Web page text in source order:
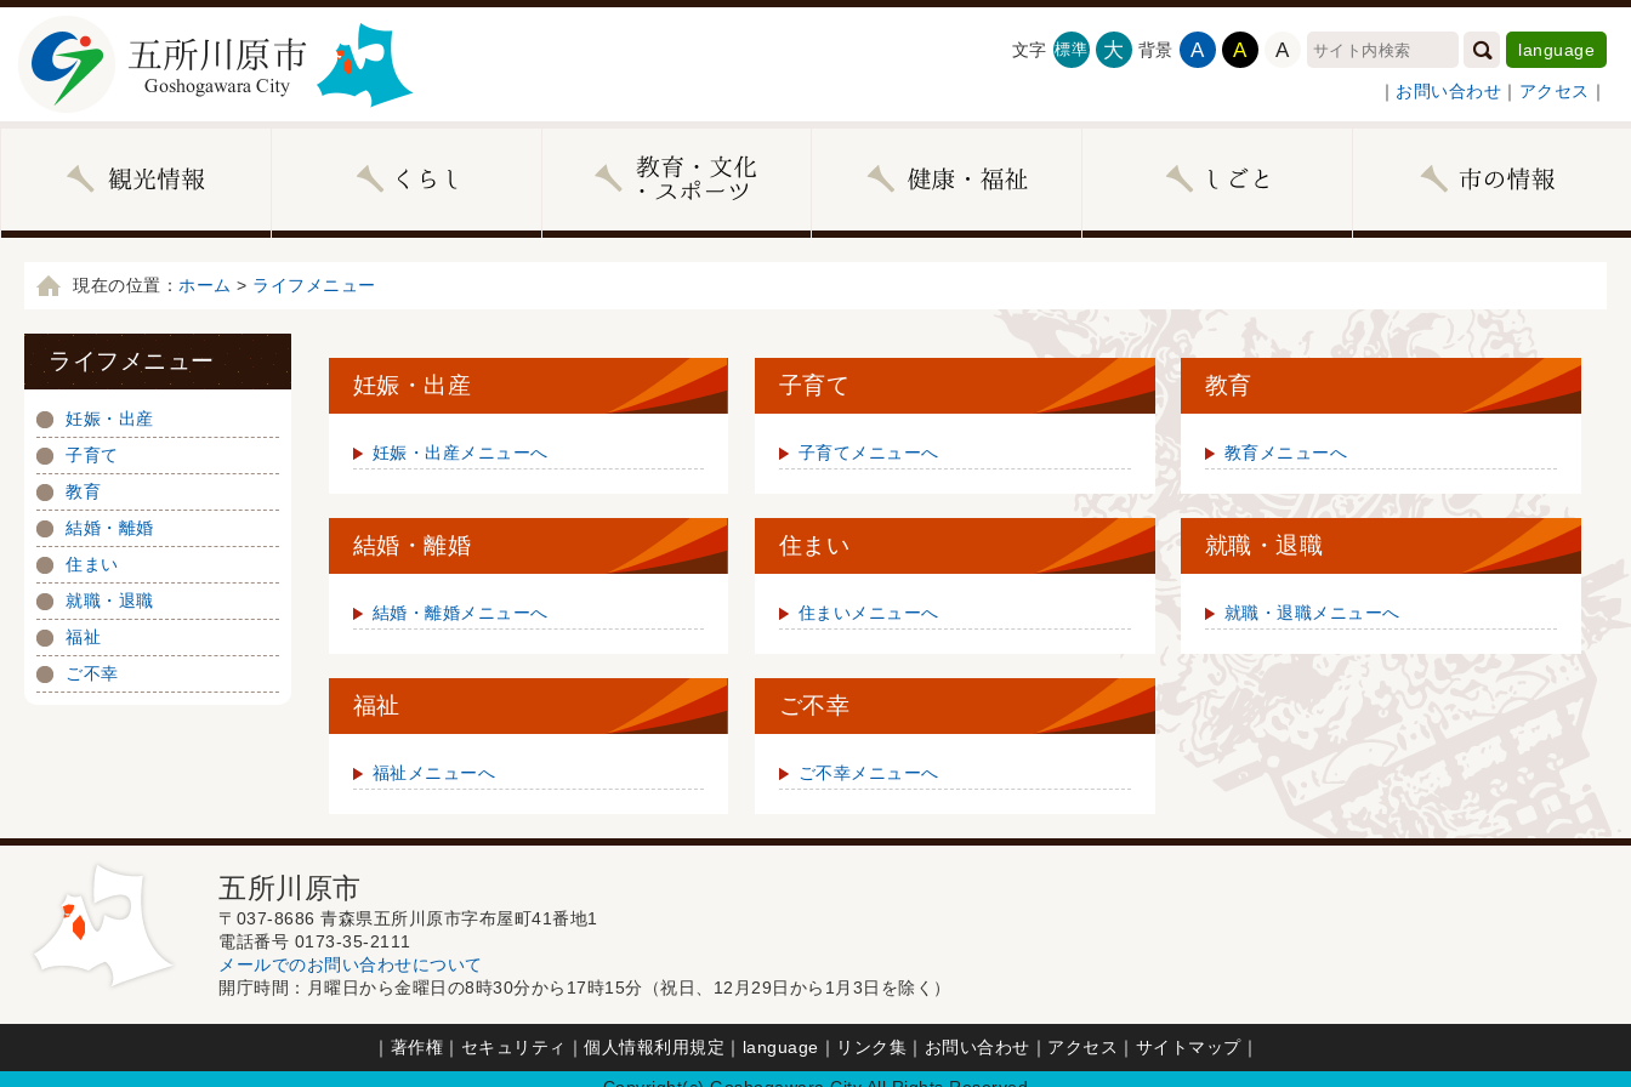
文字 標準 大 背景 A A A language
｜ お問い合わせ ｜ アクセス ｜
現在の位置： ホーム > ライフメニュー
妊娠・出産
妊娠・出産メニューへ
子育て
子育てメニューへ
教育
教育メニューへ
結婚・離婚
結婚・離婚メニューへ
住まい
住まいメニューへ
就職・退職
就職・退職メニューへ
福祉
福祉メニューへ
ご不幸
ご不幸メニューへ
ライフメニュー
妊娠・出産
子育て
教育
結婚・離婚
住まい
就職・退職
福祉
ご不幸
五所川原市
〒037-8686 青森県五所川原市字布屋町41番地1
電話番号 0173-35-2111
メールでのお問い合わせについて
開庁時間：月曜日から金曜日の8時30分から17時15分（祝日、12月29日から1月3日を除く）
｜ 著作権 ｜ セキュリティ ｜ 個人情報利用規定 ｜ language ｜ リンク集 ｜ お問い合わせ ｜ アクセス ｜ サイトマップ｜